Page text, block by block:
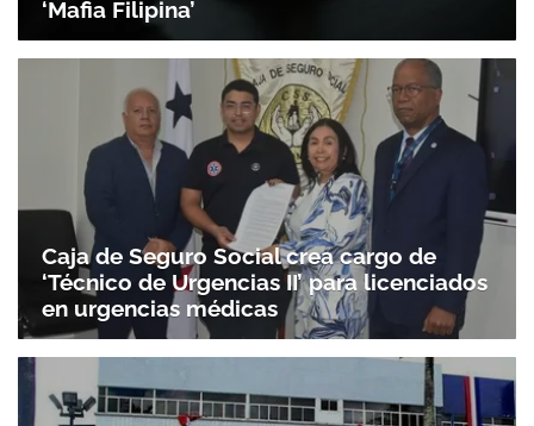
‘Mafia Filipina’
Caja de Seguro Social crea cargo de
‘Técnico de Urgencias II’ para licenciados
en urgencias médicas